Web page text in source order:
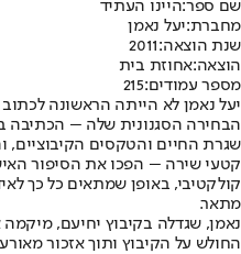
שם ספר:היינו העתיד
מחברת:יעל נאמן
שנת הוצאה:
2011
הוצאה:אחוזת בית
מספר עמודים:215
יעל נאמן לא הייתה הראשונה לכתוב
הבחירה הסגנונית שלה – הכתיבה
שגרת החיים והטקסים הקיבוציים,
קטעי שירה – הפכו את הסיפור
קולקטיבי, באופן שמתאים כל כך
מתאר.
נאמן, שגדלה בקיבוץ יחיעם,
החולש על הקיבוץ ותוך אזכור